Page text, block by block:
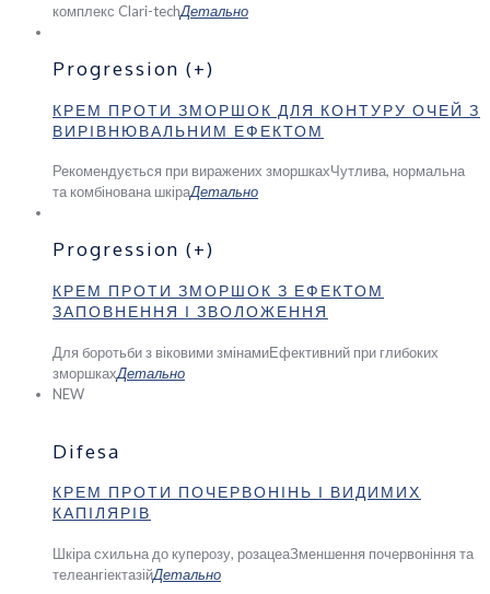
комплекс Clari-techДетально
Progression (+)
КРЕМ ПРОТИ ЗМОРШОК ДЛЯ КОНТУРУ ОЧЕЙ З
ВИРІВНЮВАЛЬНИМ ЕФЕКТОМ
Рекомендується при виражених зморшкахЧутлива, нормальна
та комбінована шкіраДетально
Progression (+)
КРЕМ ПРОТИ ЗМОРШОК З ЕФЕКТОМ
ЗАПОВНЕННЯ І ЗВОЛОЖЕННЯ
Для боротьби з віковими змінамиЕфективний при глибоких
зморшкахДетально
NEW
Difesa
КРЕМ ПРОТИ ПОЧЕРВОНІНЬ І ВИДИМИХ
КАПІЛЯРІВ
Шкіра схильна до куперозу, розацеаЗменшення почервоніння та
телеангіектазійДетально